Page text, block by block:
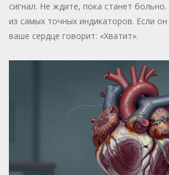
сигнал. Не ждите, пока станет
из самых точных индикаторов. Если
ваше сердце говорит: «Хватит».